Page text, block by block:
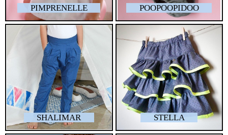
PIMPRENELLE POOPOOPIDOO
SHALIMAR STELLA